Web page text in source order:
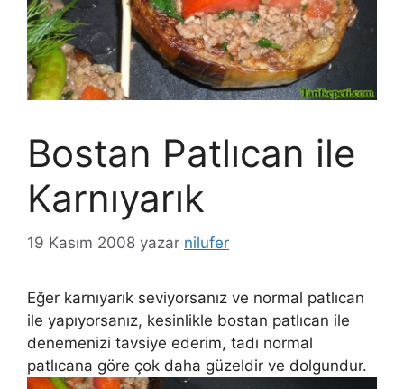
Bostan Patlıcan ile
Karnıyarık
19 Kasım 2008 yazar nilufer
Eğer karnıyarık seviyorsanız ve normal patlıcan
ile yapıyorsanız, kesinlikle bostan patlıcan ile
denemenizi tavsiye ederim, tadı normal
patlıcana göre çok daha güzeldir ve dolgundur.